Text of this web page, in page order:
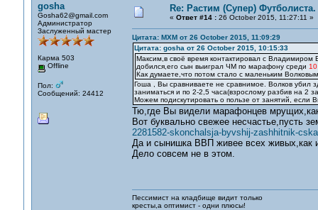
gosha
Gosha62@gmail.com
Администратор
Заслуженный мастер
Карма 503
Offline
Пол:
Сообщений: 24412
Re: Растим (Супер) Футболиста.
« Ответ #14 :26 October 2015, 11:27:11 »
Цитата: MXM от 26 October 2015, 11:09:29
Цитата: gosha от 26 October 2015, 10:15:33
Максим,в своё время контактировал с
добился,его сын выиграл ЧМ по марафону среди
Как думаете,что потом стало с маленьким
Гоша , Вы сравниваете не сравнимое. Волков убил
заниматься и по 2-2,5 часа(взрослому разбив на 2
Можем подискутировать о пользе от занятий, если
Тю,где Вы видели марафонцев
Вот буквально свежее несчастье,пусть
2281582-skonchalsja-byvshij-zashhitnik-
Да и сынишка ВВП живее всех живых,как
Дело совсем не в этом.
Пессимист на кладбище видит только
кресты,а оптимист - одни плюсы!